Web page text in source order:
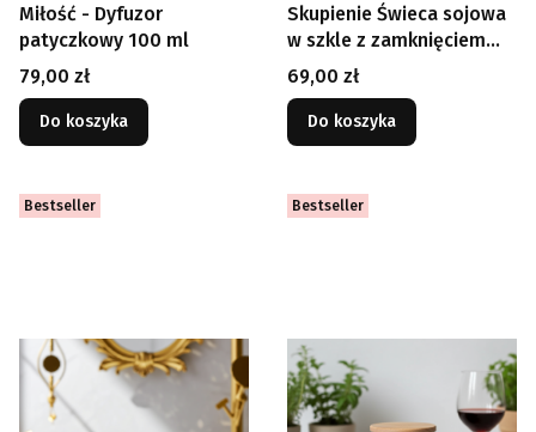
Miłość - Dyfuzor
patyczkowy 100 ml
Cena
79,00 zł
Do koszyka
Skupienie Świeca sojowa
w szkle z zamknięciem
250 ml
Cena
69,00 zł
Do koszyka
Bestseller Bestseller